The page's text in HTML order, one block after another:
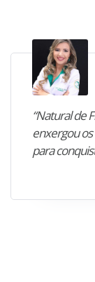
“Natural de
enxergou
para